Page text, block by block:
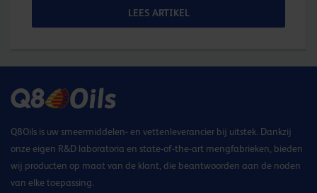
LEES ARTIKEL
Q8Oils is uw smeermiddelen- en vettenleverancier bij uitstek. Dankzij
onze eigen R&D laboratoria en state-of-the-art mengfabrieken, bieden
wij producten op maat van de klant, die beantwoorden aan de noden
van elke toepassing.